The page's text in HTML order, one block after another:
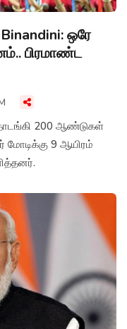
ஒரே
பிரமாண்ட
200 ஆண்டுகள்
மோடிக்கு 9 ஆயிரம்